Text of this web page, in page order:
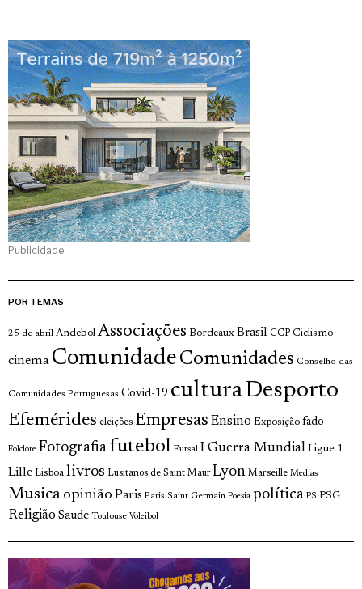
Publicidade
POR TEMAS
25 de abril Andebol Associações Bordeaux Brasil CCP Ciclismo
cinema Comunidade Comunidades Conselho das
Comunidades Portuguesas Covid-19 culturaDesporto
Efemérides eleições Empresas Ensino Exposição fado
Folclore Fotografia futebol Futsal I Guerra Mundial Ligue 1
Lille Lisboa livros Lusitanos de Saint Maur Lyon Marseille Medias
Musica opinião Paris Paris Saint Germain Poesia política PS PSG
Religião Saude Toulouse Voleibol